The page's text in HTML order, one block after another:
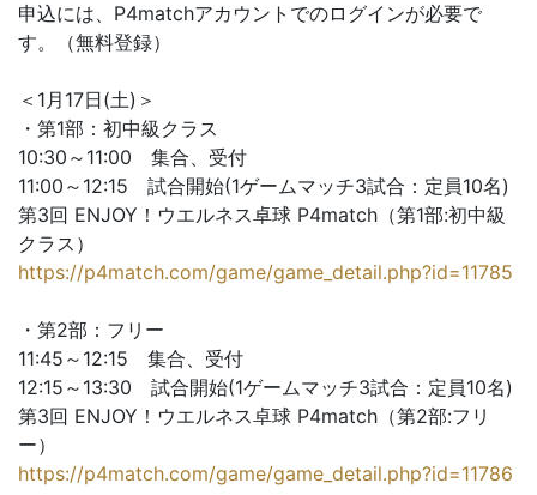
申込には、P4matchアカウントでのログインが必要で
す。（無料登録）
＜1月17日(土)＞
・第1部：初中級クラス
10:30～11:00 集合、受付
11:00～12:15 試合開始(1ゲームマッチ3試合：定員10名)
第3回 ENJOY！ウエルネス卓球 P4match（第1部:初中級
クラス）
https://p4match.com/game/game_detail.php?id=11785
・第2部：フリー
11:45～12:15 集合、受付
12:15～13:30 試合開始(1ゲームマッチ3試合：定員10名)
第3回 ENJOY！ウエルネス卓球 P4match（第2部:フリ
ー）
https://p4match.com/game/game_detail.php?id=11786